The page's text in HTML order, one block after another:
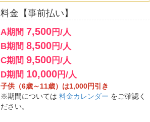
料金【事前払い】
A期間 7,500円/人
B期間 8,500円/人
C期間 9,500円/人
D期間 10,000円/人
子供（6歳～11歳）は1,000円引き
※期間については 料金カレンダー をご確認く
ださい。